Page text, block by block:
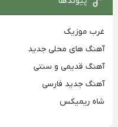
غرب موزیک
آهنگ های محلی جدید
آهنگ قدیمی و سنتی
آهنگ جدید فارسی
شاه ریمیکس